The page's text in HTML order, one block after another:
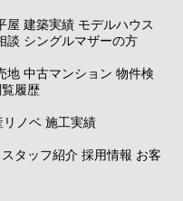
屋 建築実績 モデルハウス
談 シングルマザーの方
地 中古マンション 物件検
覧履歴
リノベ 施工実績
スタッフ紹介 採用情報 お客